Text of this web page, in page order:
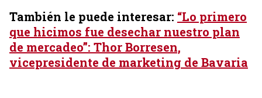
También le puede interesar: “Lo primero
que hicimos fue desechar nuestro plan
de mercadeo”: Thor Borresen,
vicepresidente de marketing de Bavaria